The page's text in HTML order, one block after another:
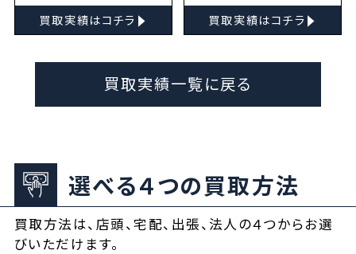
買取実績はコチラ ▸ 買取実績はコチラ ▸
買取実績一覧に戻る
選べる４つの買取方法
買取方法は、店頭、宅配、出張、法人の４つからお選
びいただけます。